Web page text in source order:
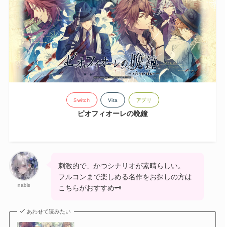
Switch Vita アプリ
ピオフィオーレの晩鐘
nabis
刺激的で、かつシナリオが素晴らしい。
フルコンまで楽しめる名作をお探しの方は
こちらがおすすめ🗝
あわせて読みたい